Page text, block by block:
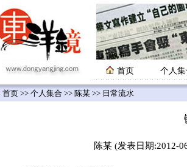
首页 个人
首页 >> 个人集合 >> 陈某 >> 日常流水
陈某 (发表日期:2012-